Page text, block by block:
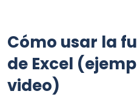
Cómo usar la
de Excel
video)